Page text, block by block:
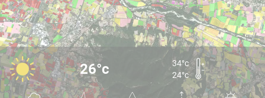
26°c
34°c
24°c